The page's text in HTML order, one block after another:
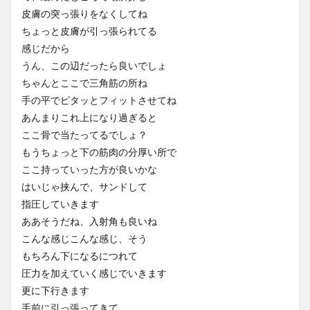
皮膚の突っ張りをなくしてね
ちょっと皮膚が引っ張られてる
感じだから
うん、この辺だったら良いでしょ
ちゃんとここで三角筋の所ね
手の平でピタッとフィットさせてね
あんまりこれ上になり過ぎると
ここ骨で当たってるでしょ？
もうちょっと下の筋肉の分厚い所で
ここ持っていった方が良いかな
はいじゃ挟んで、サンドして
指圧していきます
ああそうだね、入射角も良いね
こんな感じこんな感じ、そう
もちろん下になるにつれて
圧力を加えていく感じでいきます
更に下行きます
手前に引っ張ってきて